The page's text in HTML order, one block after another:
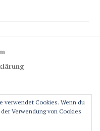
verwendet Cookies. Wenn du
Verwendung von Cookies